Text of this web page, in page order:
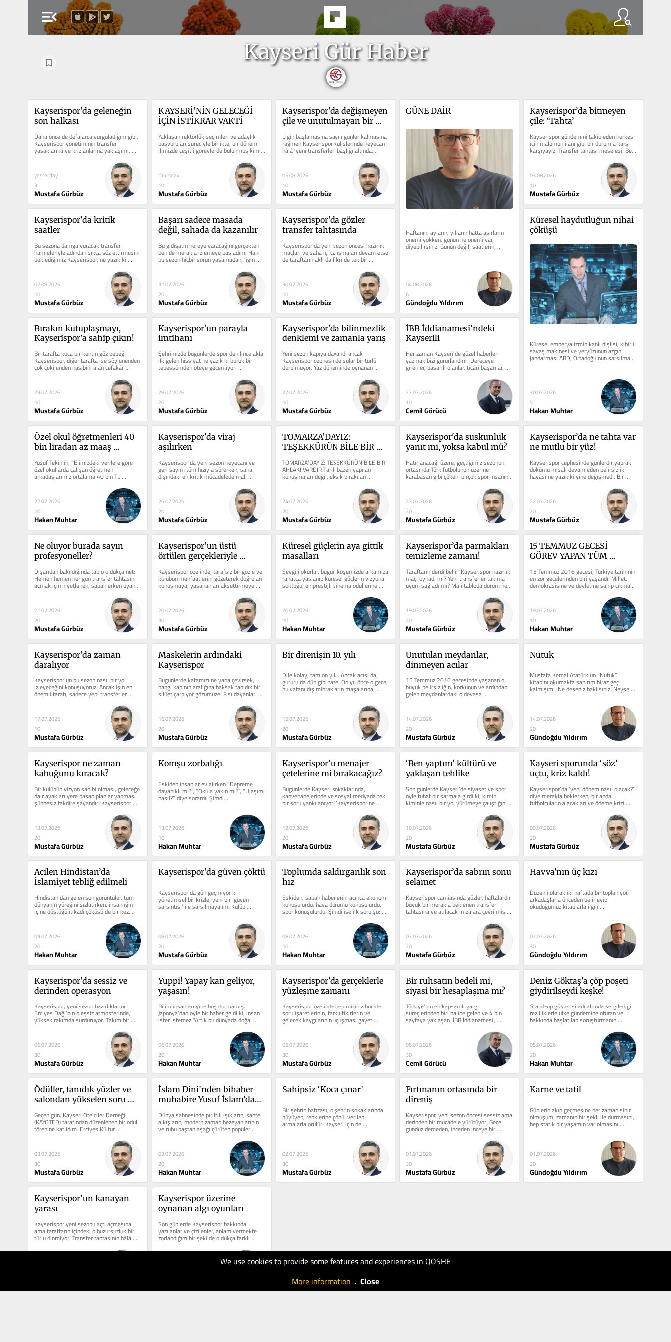
menu_open
Kayseri Gür Haber
We use cookies to provide some features and experiences in QOSHE
More information . Close
Kayserispor’da geleneğin
son halkası
Daha önce de defalarca vurguladığım gibi,
Kayserispor yönetiminin transfer
yasaklarına ve kriz anlarına yaklaşımı,
duruşu ve bakışı...
yesterday
3
Mustafa Gürbüz
KAYSERİ’NİN GELECEĞİ
İÇİN İSTİKRAR VAKTİ
Yaklaşan rektörlük seçimleri ve adaylık
başvuruları süreciyle birlikte, bir dönem
ilimizde çeşitli görevlerde bulunmuş kimi
isimlerin...
thursday
10
Mustafa Gürbüz
Kayserispor’da değişmeyen
çile ve unutulmayan bir
Ligin başlamasına sayılı günler kalmasına
rağmen Kayserispor kulislerinde heyecan
hâlâ ‘yeni transferler’ başlığı altında...
05.08.2026
10
Mustafa Gürbüz
GÜNE DAİR
Haftanın, ayların, yılların hatta asırların
önemi yokken, günün ne önemi var,
diyebilirsiniz. Günün değil; saatlerin,
dakikaların,...
04.08.2026
6
Gündoğdu Yıldırım
Kayserispor’da bitmeyen
çile: ‘Tahta’
Kayserispor gündemini takip eden herkes
için malumun ilanı gibi bir durumla karşı
karşıyayız: Transfer tahtası meselesi. Belli
ki bu konu...
03.08.2026
10
Mustafa Gürbüz
Kayserispor'da kritik
saatler
Bu sezona damga vuracak transfer
hamleleriyle adından sıkça söz ettirmesini
beklediğimiz Kayserispor, ne yazık ki
transfer tahtasındaki...
02.08.2026
10
Mustafa Gürbüz
Başarı sadece masada
değil, sahada da kazanılır
Bu gidişatın nereye varacağını gerçekten
ben de merakla izlemeye başladım. Hani
bu sezon hiçbir sorun yaşamadan, ligin
bitimine 6 hafta kala...
31.07.2026
20
Mustafa Gürbüz
Kayserispor’da gözler
transfer tahtasında
Kayserispor’da yeni sezon öncesi hazırlık
maçları ve saha içi çalışmaları devam etse
de taraftarın aklı da fikri de tek bir
30.07.2026
10
Mustafa Gürbüz
Küresel haydutluğun nihai
çöküşü
Küresel emperyalizmin kanlı dişlisi, kibirli
savaş makinesi ve yeryüzünün azgın
jandarması ABD, Ortadoğu’nun sarsılmaz
direniş iradesi...
30.07.2026
5
Hakan Muhtar
Bırakın kutuplaşmayı,
Kayserispor’a sahip çıkın!
Bir tarafta koca bir kentin göz bebeği
Kayserispor, diğer tarafta ise söylenenden
çok çekilenden nasibini alan cefakâr
taraftarlar… ...
29.07.2026
10
Mustafa Gürbüz
Kayserispor'un parayla
imtihanı
Şehrimizde bugünlerde spor denilince akla
ilk gelen hissiyat ne yazık ki buruk bir
tebessümden öteye geçemiyor.
Kayserispor özelinde yaşanan...
28.07.2026
20
Mustafa Gürbüz
Kayserispor'da bilinmezlik
denklemi ve zamanla yarış
Yeni sezon kapıya dayandı ancak
Kayserispor cephesinde sular bir türlü
durulmuyor. Yaz döneminde oynanan
hazırlık karşılaşmalarında...
27.07.2026
10
Mustafa Gürbüz
İBB İddianamesi’ndeki
Kayserili
Her zaman Kayseri’de güzel haberleri
yazmak bizi gururlandırır. Dereceye
girenler, başarılı olanlar, ticari başarılar,
yenilikler, referans...
27.07.2026
10
Cemil Görücü
Özel okul öğretmenleri 40
bin liradan az maaş
Yusuf Tekin'in, "Elimizdeki verilere göre
özel okullarda çalışan öğretmen
arkadaşlarımız ortalama 40 bin TL
civarında ücret...
27.07.2026
10
Hakan Muhtar
Kayserispor'da viraj
aşılırken
Kayserispor’da yeni sezon heyecanı ve
geri sayım tüm hızıyla sürerken, saha
dışındaki en kritik mücadelede mali
kulvarda veriliyor....
26.07.2026
20
Mustafa Gürbüz
TOMARZA’DAYIZ:
TEŞEKKÜRÜN BİLE BİR
TOMARZA’DAYIZ: TEŞEKKÜRÜN BİLE BİR
AHLAKI VARDIR Tarih bazen yapılan
konuşmaları değil, eksik bırakılan
cümleleri yazar. Gazetecilik de...
24.07.2026
20
Mustafa Gürbüz
Kayserispor'da suskunluk
yanıt mı, yoksa kabul mü?
Hatırlanacağı üzere, geçtiğimiz sezonun
ortasında Türk futbolunun üzerine
karabasan gibi çöken; birçok spor insanını,
kulübü ve hakemi...
23.07.2026
20
Mustafa Gürbüz
Kayserispor’da ne tahta var
ne mutlu bir yüz!
Kayserispor cephesinde günlerdir yaprak
dökümü misali devam eden belirsizlik
havası ne yazık ki yine değişmedi. Bir
tarafta yeni sezon öncesi...
22.07.2026
20
Mustafa Gürbüz
Ne oluyor burada sayın
profesyoneller?
Dışarıdan bakıldığında tablo oldukça net:
Hemen hemen her gün transfer tahtasını
açmak için niyetlenen, sabah erken uyanan
bir yönetim...
21.07.2026
20
Mustafa Gürbüz
Kayserispor’un üstü
örtülen gerçekleriyle
Kayserispor özelinde, tarafsız bir gözle ve
kulübün menfaatlerini gözeterek doğruları
konuşmaya, yaşananları aksettirmeye
gayret ediyorum....
20.07.2026
30
Mustafa Gürbüz
Küresel güçlerin aya gittik
masalları
Sevgili okurlar, bugün köşemizde arkamıza
rahatça yaslanıp küresel güçlerin vizyona
soktuğu, en prestijli sinema ödüllerine
20.07.2026
10
Hakan Muhtar
Kayserispor’da parmakları
temizleme zamanı!
Taraftarın derdi belli: ‘Kayserispor hazırlık
maçı oynadı mı? Yeni transferler takıma
uyum sağladı mı? Mali tabloda durum ne,
transfer...
19.07.2026
20
Mustafa Gürbüz
15 TEMMUZ GECESİ
GÖREV YAPAN TÜM
HER 15 TEMMUZDA BİR
MAAŞ İKRAMİYE
15 Temmuz 2016 gecesi, Türkiye tarihinin
en zor gecelerinden biri yaşandı. Millet,
demokrasisine ve devletine sahip çıkmak
19.07.2026
10
Hakan Muhtar
Kayserispor’da zaman
daralıyor
Kayserispor'un bu sezon nasıl bir yol
izleyeceğini konuşuyoruz. Ancak işin en
önemli tarafı, sadece yeni transferler
yapmak değil, eldeki...
17.07.2026
10
Mustafa Gürbüz
Maskelerin ardındaki
Kayserispor
Bugünlerde kafamızı ne yana çevirsek,
hangi kapının aralığına baksak tanıdık bir
silüet çarpıyor gözümüze: Fısıldayanlar. ...
16.07.2026
20
Mustafa Gürbüz
Bir direnişin 10. yılı
Dile kolay, tam on yıl... Ancak acısı da,
gururu da dün gibi taze. On yıl önce o gece,
bu vatanı dış mihrakların maşalarına,
15.07.2026
20
Mustafa Gürbüz
Unutulan meydanlar,
dinmeyen acılar
15 Temmuz 2016 gecesinde yaşanan o
büyük belirsizliğin, korkunun ve ardından
gelen meydanlardaki o devasa
kalabalıkların haykırışlarının...
14.07.2026
20
Mustafa Gürbüz
Nutuk
Mustafa Kemal Atatürk’ün “Nutuk”
kitabını okumakta sanırım biraz geç
kalmışım.  Ne deseniz haklısınız. Neyse ki
geçte olsa...
14.07.2026
20
Gündoğdu Yıldırım
Kayserispor ne zaman
kabuğunu kıracak?
Bir kulübün vizyon sahibi olması, geleceğe
dair ayakları yere basan planlar yapması
şüphesiz takdire şayandır. Kayserispor
yönetimi de bu...
13.07.2026
20
Mustafa Gürbüz
Komşu zorbalığı
Eskiden insanlar ev alırken "Depreme
dayanıklı mı?", "Okula yakın mı?", "Ulaşımı
nasıl?" diye sorardı. Şimdi...
13.07.2026
10
Hakan Muhtar
Kayserispor’u menajer
çetelerine mi bırakacağız?
Bugünlerde Kayseri sokaklarında,
kahvehanelerinde ve sosyal medyada tek
bir soru yankılanıyor: ‘Kayserispor ne
yapacak, bu işin sonu nereye...
12.07.2026
20
Mustafa Gürbüz
‘Ben yaptım’ kültürü ve
yaklaşan tehlike
Son günlerde Kayseri’de siyaset ve spor
öyle tuhaf bir sarmala girdi ki, kimin
kiminle nasıl bir yol yürümeye çalıştığını
10.07.2026
20
Mustafa Gürbüz
Kayseri sporunda ‘söz’
uçtu, kriz kaldı!
Kayserispor’da ‘yeni dönem nasıl olacak?’
diye merakla beklerken, bir anda
futbolcuların alacakları ve ödeme krizi
09.07.2026
20
Mustafa Gürbüz
Acilen Hindistan’da
İslamiyet tebliğ edilmeli
Hindistan’dan gelen son görüntüler, tüm
dünyanın yüreğini sızlatırken, insanlığın
içine düştüğü itikadi çöküşü de bir kez...
09.07.2026
20
Hakan Muhtar
Kayserispor’da güven çöktü
Kayserispor’da gün geçmiyor ki
yönetimsel bir krizle, yeni bir ‘güven
sarsıntısı’ ile sarsılmayalım. Kulüp
08.07.2026
20
Mustafa Gürbüz
Toplumda saldırganlık son
hız
Eskiden, sabah haberlerini açınca ekonomi
konuşulurdu, hava durumu konuşulurdu,
spor konuşulurdu. Şimdi ise ilk soru şu:
"Bugün kavga...
08.07.2026
10
Hakan Muhtar
Kayserispor’da sabrın sonu
selamet
Kayserispor camiasında gözler, haftalardır
büyük bir merakla beklenen transfer
tahtasına ve atılacak imzalara çevrilmiş
07.07.2026
20
Mustafa Gürbüz
Havva'nın üç kızı
Düzenli olarak iki haftada bir toplanıyor,
arkadaşlarla önceden belirleyip
okuduğumuz kitaplarla ilgili
değerlendirmeler yapıyor,...
07.07.2026
30
Gündoğdu Yıldırım
Kayserispor’da sessiz ve
derinden operasyon
Kayserispor, yeni sezon hazırlıklarını
Erciyes Dağı’nın o eşsiz atmosferinde,
yüksek rakımda sürdürüyor. Takım bir
yandan sahada...
06.07.2026
30
Mustafa Gürbüz
Yuppi! Yapay kan geliyor,
yaşasın!
Bilim insanları yine boş durmamış.
Japonya'dan öyle bir haber geldi ki, insan
ister istemez "Artık bu dünyada doğal
06.07.2026
20
Hakan Muhtar
Kayserispor'da gerçeklerle
yüzleşme zamanı
Kayserispor özelinde hepimizin zihninde
soru işaretlerinin, farklı fikirlerin ve
gelecek kaygılarının uçuşması gayet
normal. Camia olarak...
05.07.2026
30
Mustafa Gürbüz
Bir ruhsatın bedeli mi,
siyasi bir hesaplaşma mı?
Türkiye’nin en kapsamlı yargı
süreçlerinden biri haline gelen ve 4 bin
sayfaya yaklaşan ‘İBB İddianamesi’,
sadece siyasetçileri değil,...
05.07.2026
30
Cemil Görücü
Deniz Göktaş'a çöp poşeti
giydirilseydi keşke!
Stand-up gösterisi adı altında sergilediği
rezilliklerle ülke gündemine oturan ve
hakkında başlatılan soruşturmanın
ardından adaletin...
05.07.2026
20
Hakan Muhtar
Ödüller, tanıdık yüzler ve
salondan yükselen soru
Geçen gün, Kayseri Otelciler Derneği
(KAYOTED) tarafından düzenlenen bir ödül
törenine katıldım. Erciyes Kültür
Merkezi’nde (EKM) öyle...
03.07.2026
30
Mustafa Gürbüz
İslam Dini’nden bihaber
muhabire Yusuf İslam’dan
Dünya sahnesinde pırıltılı ışıkların, sahte
alkışların, modern zaman hezeyanlarının
ve ruhu baştan aşağı çürüten popüler...
03.07.2026
20
Hakan Muhtar
Sahipsiz ‘Koca çınar’
Bir şehrin hafızası, o şehrin sokaklarında
büyüyen, renklerine gönül verilen
armalarla örülür. Kayseri için de
Kayserispor ve Kayseri...
02.07.2026
30
Mustafa Gürbüz
Fırtınanın ortasında bir
direniş
Kayserispor, yeni sezon öncesi sessiz ama
derinden bir mücadele yürütüyor. Gece
gündüz demeden, inceden inceye bir
koşuşturmanın içinde...
01.07.2026
30
Mustafa Gürbüz
Karne ve tatil
Günlerin akıp geçmesine her zaman sinir
olmuşum; zamanın bir şekli ile durmasını,
hep statik bir yaşamın var olmasını
istemişimdir. Benim...
01.07.2026
20
Gündoğdu Yıldırım
Kayserispor’un kanayan
yarası
Kayserispor yeni sezonu açtı açmasına
ama taraftarın içindeki o huzursuzluk bir
türlü dinmiyor. Transfer tahtasının hâlâ
kapalı olması...
Kayserispor üzerine
oynanan algı oyunları
Son günlerde Kayserispor hakkında
yazılanlar ve çizilenler, anlam vermekte
zorlandığım bir şekilde oldukça farklı
boyutlara ulaşmaya...